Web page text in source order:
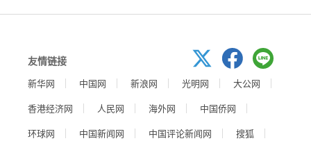
友情链接
新华网 中国网 新浪网 光明网
大公网
香港经济网
人民网 海外网
中国侨网
环球网
中国新闻网 中国评论新闻网
搜狐